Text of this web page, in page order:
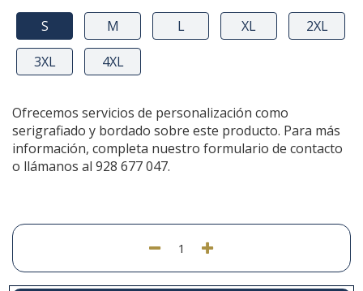
S M L XL
2XL
3XL
4XL
Ofrecemos servicios de personalización como
serigrafiado y bordado sobre este producto. Para más
información, completa nuestro formulario de contacto
o llámanos al 928 677 047.